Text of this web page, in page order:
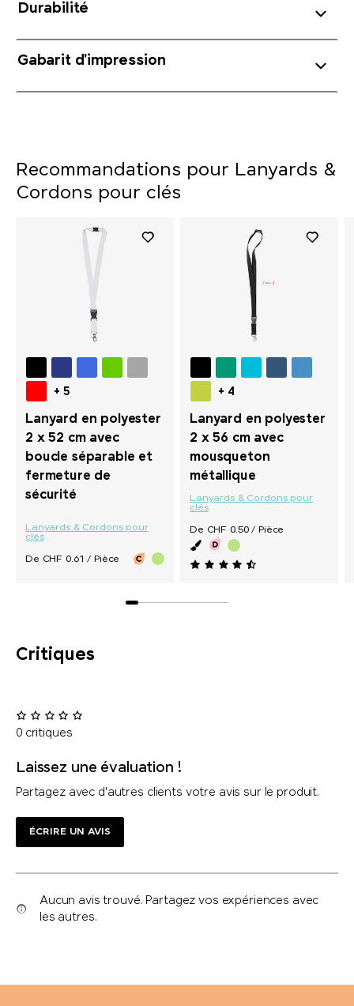
Durabilité
Gabarit d'impression
Recommandations pour Lanyards &
Cordons pour clés
+ 5
Lanyard en polyester
2 x 52 cm avec
boucle séparable et
fermeture de
sécurité
Lanyards & Cordons pour
clés
De CHF 0.61 / Pièce
+ 4
Lanyard en polyester
2 x 56 cm avec
mousqueton
métallique
Lanyards & Cordons pour
clés
De CHF 0.50 / Pièce
Critiques
0 critiques
Laissez une évaluation !
Partagez avec d'autres clients votre avis sur le produit.
ÉCRIRE UN AVIS
Aucun avis trouvé. Partagez vos expériences avec
les autres.